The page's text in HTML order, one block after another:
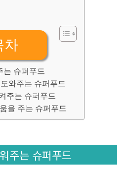
차
는 슈퍼푸드
와주는 슈퍼푸드
주는 슈퍼푸드
을 주는 슈퍼푸드
주는 슈퍼푸드